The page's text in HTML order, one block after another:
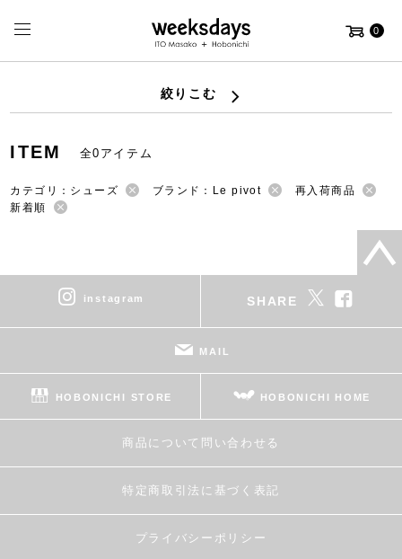
0
絞りこむ
ITEM 全0アイテム
カテゴリ：シューズ ブランド：Le pivot
再入荷商品
新着順
instagram SHARE
MAIL
HOBONICHI STORE HOBONICHI HOME
商品について問い合わせる
特定商取引法に基づく表記
プライバシーポリシー